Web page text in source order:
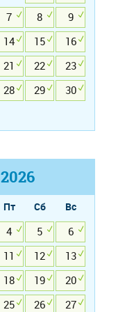
7 8
9
14 15
16
21 22
23
28 29
30
2026
Пт Сб
Вс
4 5
6
11 12
13
18 19
20
25 26
27